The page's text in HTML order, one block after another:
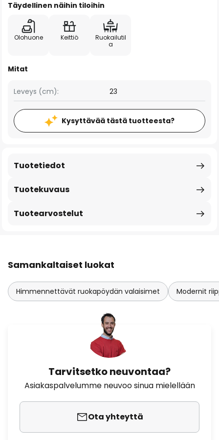
Täydellinen näihin tiloihin
Olohuone Keittiö
Ruokailutil
a
Mitat
Leveys (cm): 23
Kysyttävää tästä tuotteesta?
Tuotekuvaus
Tuotetiedot
Tuotearvostelut
Samankaltaiset luokat
Himmennettävät ruokapöydän valaisimet Modernit
Tarvitsetko neuvontaa?
Asiakaspalvelumme neuvoo sinua mielellään
Ota yhteyttä